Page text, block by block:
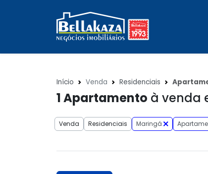
Início Venda Residenciais
1Apartamento à venda
Venda Residenciais Maringá